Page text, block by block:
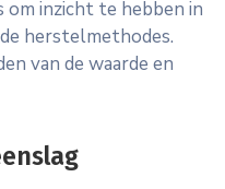
inzicht te hebben in
herstelmethodes.
van de waarde en